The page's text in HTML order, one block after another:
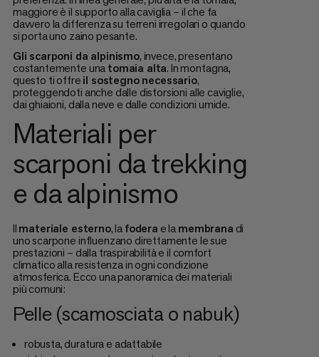
maggiore è il supporto alla caviglia – il che fa
davvero la differenza su terreni irregolari o quando
si porta uno zaino pesante.
Gli scarponi da alpinismo, invece, presentano
costantemente unatomaia alta. In montagna,
questo ti offreil sostegno necessario,
proteggendoti anche dalle distorsioni alle caviglie,
dai ghiaioni, dalla neve e dalle condizioni umide.
Materiali per
scarponi da trekking
e da alpinismo
Ilmateriale esterno, lafodera e lamembrana di
uno scarpone influenzano direttamente le sue
prestazioni – dalla traspirabilità e il comfort
climatico alla resistenza in ogni condizione
atmosferica. Ecco una panoramica dei materiali
più comuni:
Pelle (scamosciata o nabuk)
robusta, duratura e adattabile